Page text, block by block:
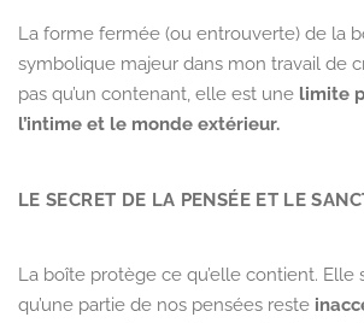
La forme fermée (ou entrouverte) de la
symbolique majeur dans mon travail de
pas qu’un contenant, elle est une limite
l’intime et le monde extérieur.
LE SECRET DE LA PENSÉE ET LE
La boîte protège ce qu’elle contient. Elle
qu’une partie de nos pensées reste